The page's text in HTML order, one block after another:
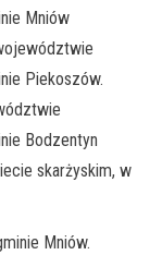
Mniów
Piekoszów.
Bodzentyn
skarżyskim, w
Mniów.